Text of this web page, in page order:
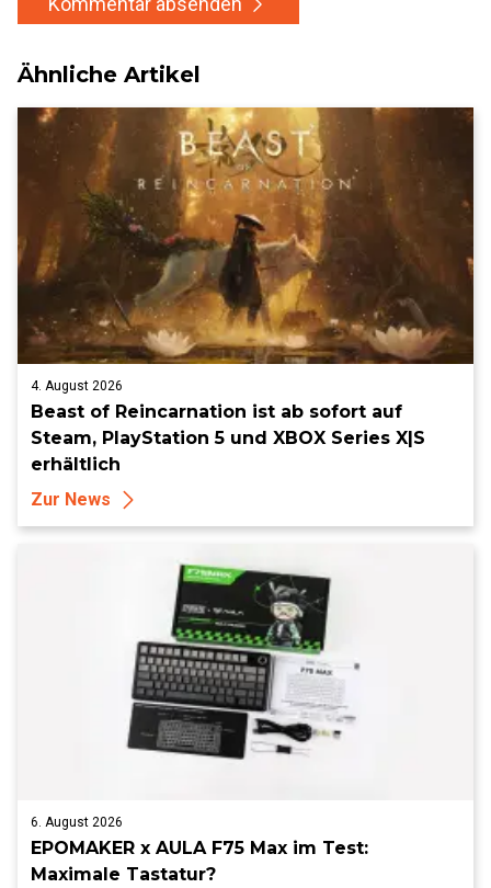
Ähnliche Artikel
4. August 2026
Beast of Reincarnation ist ab sofort auf
Steam, PlayStation 5 und XBOX Series X|S
erhältlich
Zur News
6. August 2026
EPOMAKER x AULA F75 Max im Test:
Maximale Tastatur?